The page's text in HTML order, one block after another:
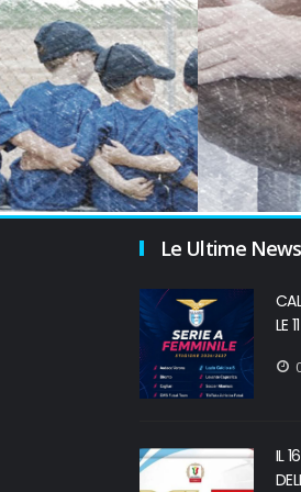
Le Ultime News
LE
IL